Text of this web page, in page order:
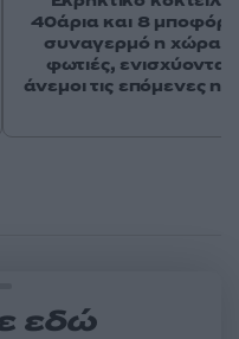
εδώ
40άρια και 8 μποφόρ
συναγερμό η χώρα
φωτιές, ενισχύονται
άνεμοι τις επόμενες